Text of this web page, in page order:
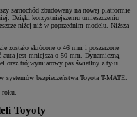
samochód zbudowany na nowej platformie
Dzięki korzystniejszemu umieszczeniu
niżej niż w poprzednim modelu. Niższa
zostało skrócone o 46 mm i poszerzone
auta jest mniejsza o 50 mm. Dynamiczną
oraz trójwymiarowy pas świetlny z tyłu.
systemów bezpieczeństwa Toyota T-MATE.
Toyoty